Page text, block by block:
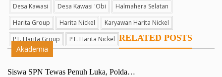
Desa Kawasi
Desa Kawasi 'obi
Halmahera Selatan
Harita Group
Harita Nickel
Karyawan Harita Nickel
PT. Harita Group
PT. Harita Nickel RELATED POSTS
Akademia
Siswa SPN Tewas Penuh Luka, Polda…